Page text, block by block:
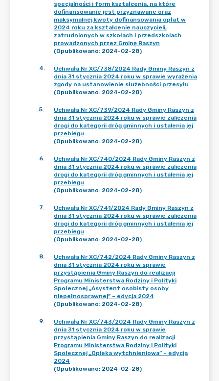
specjalności i form kształcenia, na które
dofinansowanie jest przyznawane oraz
maksymalnej kwoty dofinansowania opłat w
2024 roku za kształcenie nauczycieli,
zatrudnionych w szkołach i przedszkolach
prowadzonych przez Gminę Raszyn
(Opublikowano: 2024-02-28)
4.
Uchwała Nr XC/738/2024 Rady Gminy Raszyn z
dnia 31 stycznia 2024 roku w sprawie wyrażenia
zgody na ustanowienie służebności przesyłu
(Opublikowano: 2024-02-28)
5.
Uchwała Nr XC/739/2024 Rady Gminy Raszyn z
dnia 31 stycznia 2024 roku w sprawie zaliczenia
drogi do kategorii dróg gminnych i ustalenia jej
przebiegu
(Opublikowano: 2024-02-28)
6.
Uchwała Nr XC/740/2024 Rady Gminy Raszyn z
dnia 31 stycznia 2024 roku w sprawie zaliczenia
drogi do kategorii dróg gminnych i ustalenia jej
przebiegu
(Opublikowano: 2024-02-28)
7.
Uchwała Nr XC/741/2024 Rady Gminy Raszyn z
dnia 31 stycznia 2024 roku w sprawie zaliczenia
drogi do kategorii dróg gminnych i ustalenia jej
przebiegu
(Opublikowano: 2024-02-28)
8.
Uchwała Nr XC/742/2024 Rady Gminy Raszyn z
dnia 31 stycznia 2024 roku w sprawie
przystąpienia Gminy Raszyn do realizacji
Programu Ministerstwa Rodziny i Polityki
Społecznej „Asystent osobisty osoby
niepełnosprawnej” – edycja 2024
(Opublikowano: 2024-02-28)
9.
Uchwała Nr XC/743/2024 Rady Gminy Raszyn z
dnia 31 stycznia 2024 roku w sprawie
przystąpienia Gminy Raszyn do realizacji
Programu Ministerstwa Rodziny i Polityki
Społecznej „Opieka wytchnieniowa” – edycja
2024
(Opublikowano: 2024-02-28)